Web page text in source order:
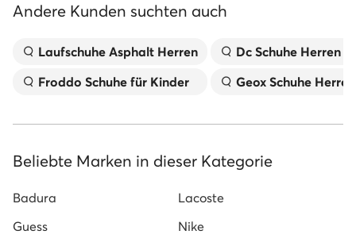
Andere Kunden suchten auch
Laufschuhe Asphalt Herren
Froddo Schuhe für Kinder
Dc Schuhe Herren
Geox Schuhe Herren
Beliebte Marken in dieser Kategorie
Badura
Lacoste
Guess
Nike